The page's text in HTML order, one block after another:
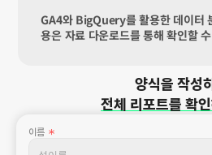
이름 ＊
양식을 작성
전체 리포트를 확
GA4와 BigQuery를 활용한 데이터
용은 자료 다운로드를 통해 확인할